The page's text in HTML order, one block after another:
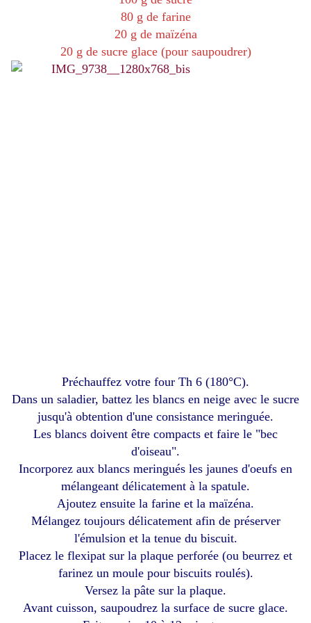
80 g de farine
20 g de maïzéna
20 g de sucre glace (pour saupoudrer)
Préchauffez votre four Th 6 (180°C).
Dans un saladier, battez les blancs en neige avec le sucre
jusqu'à obtention d'une consistance meringuée.
Les blancs doivent être compacts et faire le "bec
d'oiseau".
Incorporez aux blancs meringués les jaunes d'oeufs en
mélangeant délicatement à la spatule.
Ajoutez ensuite la farine et la maïzéna.
Mélangez toujours délicatement afin de préserver
l'émulsion et la tenue du biscuit.
Placez le flexipat sur la plaque perforée (ou beurrez et
farinez un moule pour biscuits roulés).
Versez la pâte sur la plaque.
Avant cuisson, saupoudrez la surface de sucre glace.